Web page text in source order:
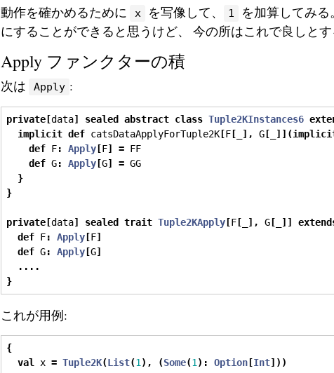
動作を確かめるために
x を写像して、 1
を加算してみ
にすることができると思うけど、 今の所はこれで良しとす
Apply ファンクターの積
次は Apply :
private [data] sealed abstract class Tuple2KInstances6
implicit def catsDataApplyForTuple2K[F [ ], G [ ]](
def F: Apply [F] = FF
def G: Apply [G] = GG
}
}
private [data] sealed trait Tuple2KApply [F [ ], G [ ]]
def F: Apply [F]
def G: Apply [G]
....
}
これが用例:
{
val x = Tuple2K(List(1), (Some(1): Option [Int]))